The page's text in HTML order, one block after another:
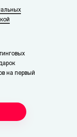
на первый